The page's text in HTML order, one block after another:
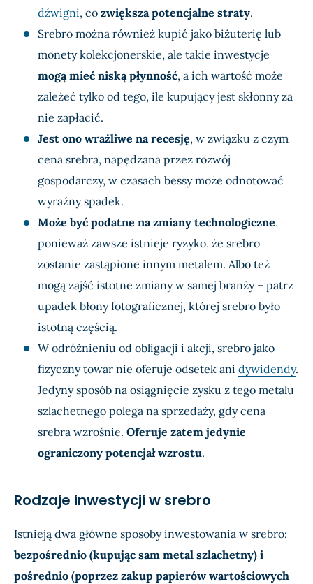
dźwigni, co zwiększa potencjalne straty.
Srebro można również kupić jako biżuterię lub
monety kolekcjonerskie, ale takie inwestycje
mogą mieć niską płynność, a ich wartość może
zależeć tylko od tego, ile kupujący jest skłonny za
nie zapłacić.
Jest ono wrażliwe na recesję, w związku z czym
cena srebra, napędzana przez rozwój
gospodarczy, w czasach bessy może odnotować
wyraźny spadek.
Może być podatne na zmiany technologiczne,
ponieważ zawsze istnieje ryzyko, że srebro
zostanie zastąpione innym metalem. Albo też
mogą zajść istotne zmiany w samej branży – patrz
upadek błony fotograficznej, której srebro było
istotną częścią.
W odróżnieniu od obligacji i akcji, srebro jako
fizyczny towar nie oferuje odsetek ani dywidendy.
Jedyny sposób na osiągnięcie zysku z tego metalu
szlachetnego polega na sprzedaży, gdy cena
srebra wzrośnie. Oferuje zatem jedynie
ograniczony potencjał wzrostu.
Rodzaje inwestycji w srebro
Istnieją dwa główne sposoby inwestowania w srebro:
bezpośrednio (kupując sam metal szlachetny) i
pośrednio (poprzez zakup papierów wartościowych